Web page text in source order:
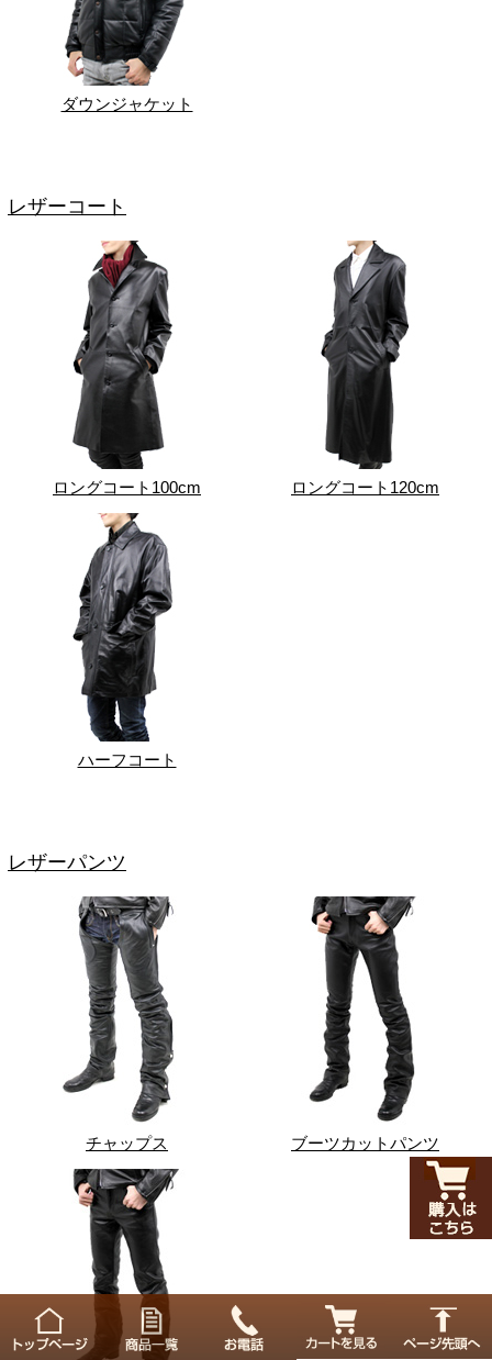
ダウンジャケット
レザーコート
ロングコート100cm ロングコート120cm
ハーフコート
レザーパンツ
チャップス ブーツカットパンツ